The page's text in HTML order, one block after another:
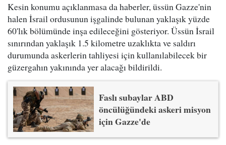
Kesin konumu açıklanmasa da haberler, üssün Gazze'nin
halen İsrail ordusunun işgalinde bulunan yaklaşık yüzde
60'lık bölümünde inşa edileceğini gösteriyor. Üssün İsrail
sınırından yaklaşık 1.5 kilometre uzaklıkta ve saldırı
durumunda askerlerin tahliyesi için kullanılabilecek bir
güzergahın yakınında yer alacağı bildirildi.
Faslı subaylar ABD
öncülüğündeki askeri misyon
için Gazze'de